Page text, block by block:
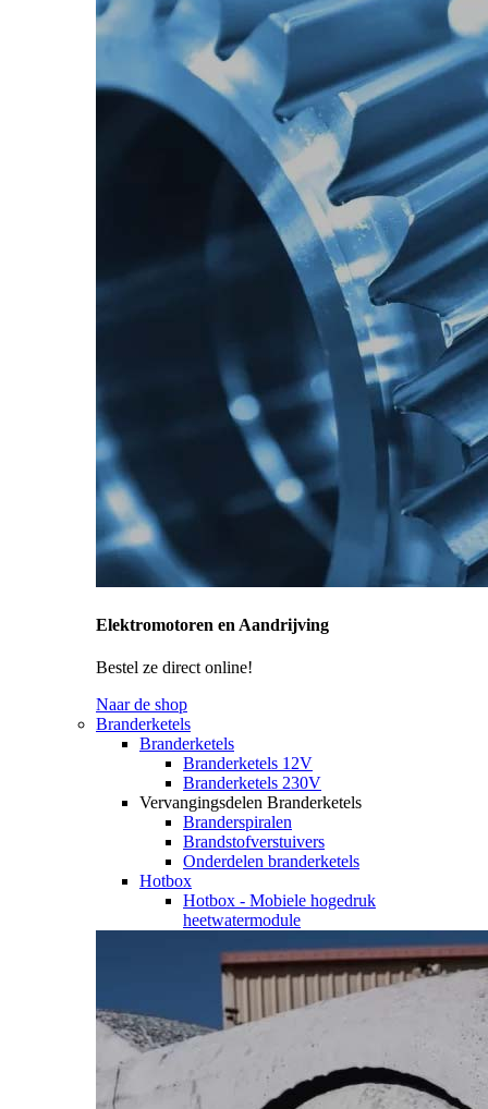
Elektromotoren en Aandrijving
Bestel ze direct online!
Naar de shop
Branderketels
Branderketels
Branderketels 12V
Branderketels 230V
Vervangingsdelen Branderketels
Branderspiralen
Brandstofverstuivers
Onderdelen branderketels
Hotbox
Hotbox - Mobiele hogedruk
heetwatermodule